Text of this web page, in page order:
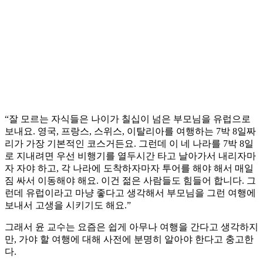
“잘 모르는 자식들은 나이가 칠십이 넘은 부모님을 유럽으로
보내요. 영국, 프랑스, 스위스, 이탈리아를 여행하는 7박 8일짜
리가 가장 기본적인 코스거든요. 그런데 이 네 나라를 7박 8일
로 지내려면 우선 비행기를 열두시간 타고 날아가서 내리자마
자 자야 하고, 각 나라에 도착하자마자 투어를 해야 해서 매일
짐 싸서 이동해야 해요. 이건 젊은 사람들도 힘들어 합니다. 그
런데 유럽이라고 마냥 좋다고 생각해서 부모님을 그런 여행에
보내서 고생을 시키기도 해요.”
그래서 윤 교수는 요즘은 쉽게 아무나 여행을 간다고 생각하지
만, 가야 할 여행에 대해 사전에 분명히 알아야 한다고 충고한
다.